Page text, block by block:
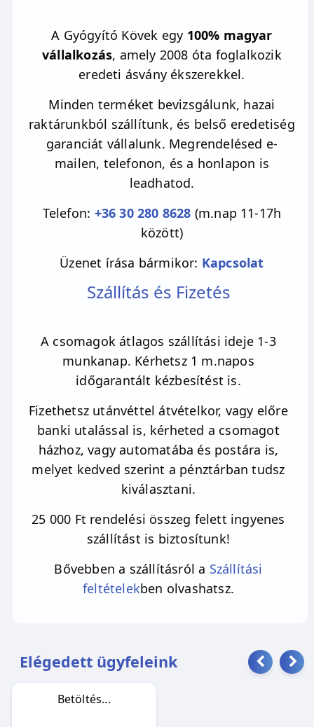
A Gyógyító Kövek egy 100% magyar
vállalkozás, amely 2008 óta foglalkozik
eredeti ásvány ékszerekkel.
Minden terméket bevizsgálunk, hazai
raktárunkból szállítunk, és belső eredetiség
garanciát vállalunk. Megrendelésed e-
mailen, telefonon, és a honlapon is
leadhatod.
Telefon: +36 30 280 8628 (m.nap 11-17h
között)
Üzenet írása bármikor: Kapcsolat
Szállítás és Fizetés
A csomagok átlagos szállítási ideje 1-3
munkanap. Kérhetsz 1 m.napos
időgarantált kézbesítést is.
Fizethetsz utánvéttel átvételkor, vagy előre
banki utalással is, kérheted a csomagot
házhoz, vagy automatába és postára is,
melyet kedved szerint a pénztárban tudsz
kiválasztani.
25 000 Ft rendelési összeg felett ingyenes
szállítást is biztosítunk!
Bővebben a szállításról a Szállítási
feltételekben olvashatsz.
Elégedett ügyfeleink
Betöltés...